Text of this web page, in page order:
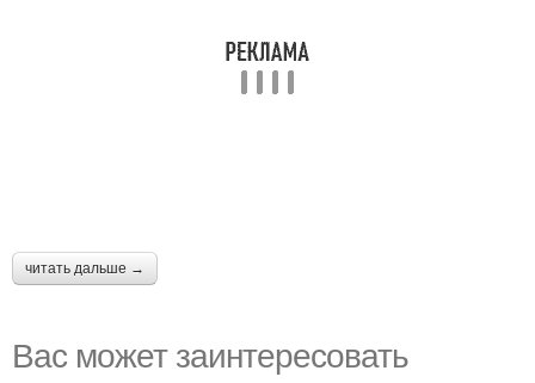
читать дальше →
Вас может заинтересовать